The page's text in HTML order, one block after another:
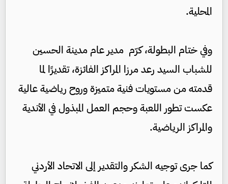
المحلية.
وفي ختام البطولة، كرّم مدير عام مدينة الحسين
للشباب السيد رعد مرزا المراكز الفائزة، تقديرًا لما
قدمته من مستويات فنية متميزة وروح رياضية عالية
عكست تطور اللعبة وحجم العمل المبذول في الأندية
والمراكز الرياضية.
كما جرى توجيه الشكر والتقدير إلى الاتحاد الأردني